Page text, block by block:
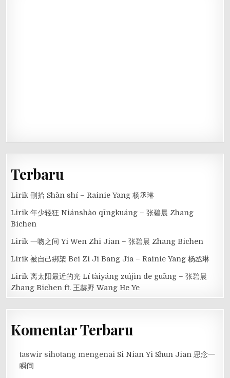
Terbaru
Lirik 刪拾 Shān shí – Rainie Yang 杨丞琳
Lirik 年少轻狂 Niánshào qīngkuáng – 张碧晨 Zhang
Bichen
Lirik 一吻之间 Yi Wen Zhi Jian – 张碧晨 Zhang Bichen
Lirik 被自己綁架 Bei Zi Ji Bang Jia – Rainie Yang 杨丞琳
Lirik 离太阳最近的光 Lí tàiyáng zuìjìn de guāng – 张碧晨
Zhang Bichen ft. 王赫野 Wang He Ye
Komentar Terbaru
taswir sihotang mengenai Si Nian Yi Shun Jian 思念一
瞬间